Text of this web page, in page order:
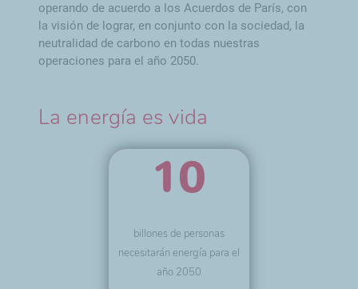
operando de acuerdo a los Acuerdos de París, con
la visión de lograr, en conjunto con la sociedad, la
neutralidad de carbono en todas nuestras
operaciones para el año 2050.
La energía es vida
10
billones de personas
necesitarán energía para el
año 2050